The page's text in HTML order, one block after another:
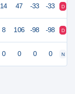
14 47 -33 -33 D
8 106 -98 -98 D
0 0 0 0 N